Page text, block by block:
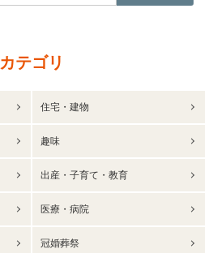
カテゴリ
住宅・建物
趣味
出産・子育て・教育
医療・病院
冠婚葬祭